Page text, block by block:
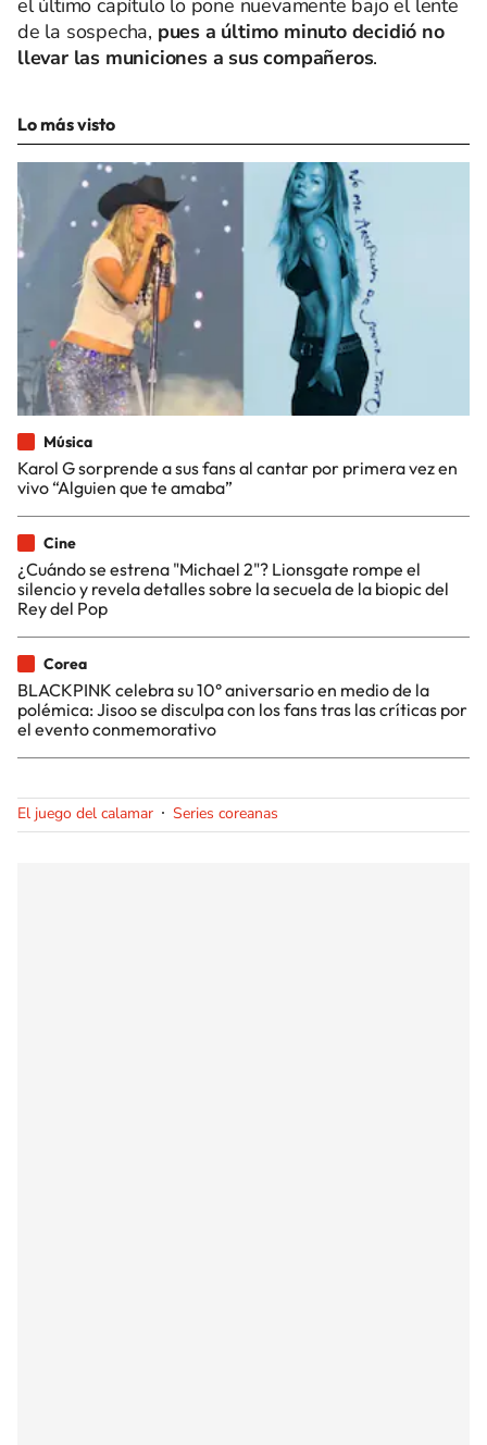
de la sospecha, pues a último minuto decidió no
llevar las municiones a sus compañeros.
Lo más visto
Música
Karol G sorprende a sus fans al cantar por primera vez en
vivo “Alguien que te amaba”
Cine
¿Cuándo se estrena "Michael 2"? Lionsgate rompe el
silencio y revela detalles sobre la secuela de la biopic del
Rey del Pop
Corea
BLACKPINK celebra su 10° aniversario en medio de la
polémica: Jisoo se disculpa con los fans tras las críticas por
el evento conmemorativo
El juego del calamar Series coreanas